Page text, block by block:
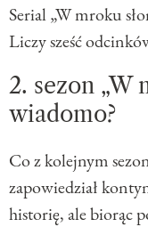
Serial „W mroku
Liczy sześć
2. sezon „W
wiadomo?
Co z kolejnym
zapowiedział
historię, ale biorąc